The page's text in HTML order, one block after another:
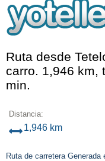
Ruta desde
carro. 1,946 km,
min.
Distancia:
1,946 km
Ruta de carretera